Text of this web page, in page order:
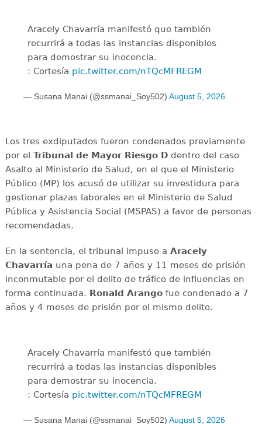
Aracely Chavarría manifestó que también
recurrirá a todas las instancias disponibles
para demostrar su inocencia.
: Cortesía pic.twitter.com/nTQcMFREGM
— Susana Manai (@ssmanai_Soy502) August 5, 2026
Los tres exdiputados fueron condenados previamente
por el Tribunal de Mayor Riesgo Ddentro del caso
Asalto al Ministerio de Salud, en el que el Ministerio
Público (MP) los acusó de utilizar su investidura para
gestionar plazas laborales en el Ministerio de Salud
Pública y Asistencia Social (MSPAS) a favor de personas
recomendadas.
En la sentencia, el tribunal impuso a Aracely
Chavarría una pena de 7 años y 11 meses de prisión
inconmutable por el delito de tráfico de influencias en
forma continuada. Ronald Arangofue condenado a 7
años y 4 meses de prisión por el mismo delito.
Aracely Chavarría manifestó que también
recurrirá a todas las instancias disponibles
para demostrar su inocencia.
: Cortesía pic.twitter.com/nTQcMFREGM
— Susana Manai (@ssmanai_Soy502) August 5, 2026